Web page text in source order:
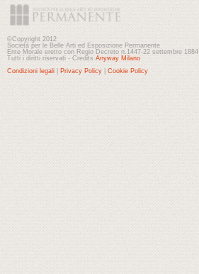
©Copyright 2012
Società per le Belle Arti ed Esposizione Permanente
Ente Morale eretto con Regio Decreto n.1447-22 settembre 1884
Tutti i diritti riservati - Credits Anyway Milano
Condizioni legali
Privacy Policy Cookie Policy